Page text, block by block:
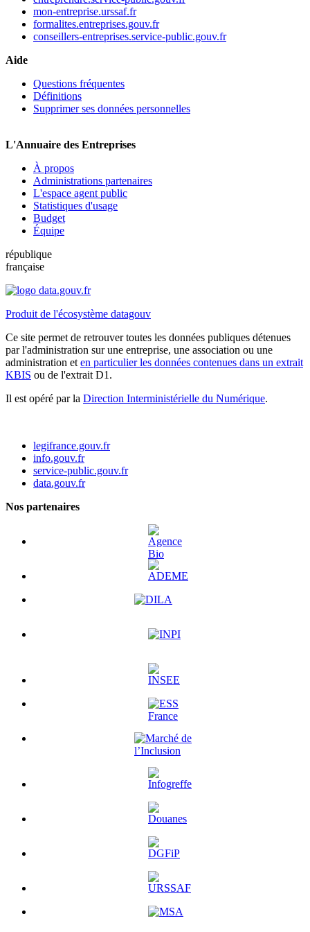
mon-entreprise.urssaf.fr
formalites.entreprises.gouv.fr
conseillers-entreprises.service-public.gouv.fr
Aide
Questions fréquentes
Définitions
Supprimer ses données personnelles
L'Annuaire des Entreprises
À propos
Administrations partenaires
L'espace agent public
Statistiques d'usage
Budget
Équipe
république
française
Produit de l'écosystème datagouv
Ce site permet de retrouver toutes les données publiques détenues
par l'administration sur une entreprise, une association ou une
administration et en particulier les données contenues dans un extrait
KBIS ou de l'extrait D1.
Il est opéré par la Direction Interministérielle du Numérique.
legifrance.gouv.fr
info.gouv.fr
service-public.gouv.fr
data.gouv.fr
Nos partenaires